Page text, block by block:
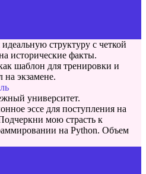
структуру с четкой
исторические факты.
шаблон для тренировки и
экзамене.
университет.
эссе для поступления на
мою страсть к
на Python. Объем